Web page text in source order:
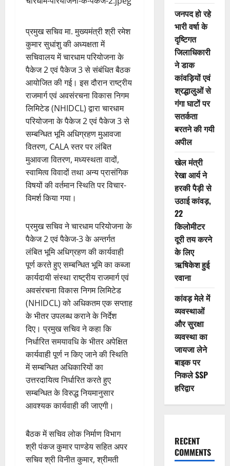
प्रमुख सचिव मा. मुख्यमंत्री श्री रमेश
कुमार सुधांशु की अध्यक्षता में
सचिवालय में चारधाम परियोजना के
पैकेज 2 एवं पैकेज 3 से संबंधित बैठक
आयोजित की गई। इस दौरान राष्ट्रीय
राजमार्ग एवं अवसंरचना विकास निगम
लिमिटेड (NHIDCL) द्वारा चारधाम
परियोजना के पैकेज 2 एवं पैकेज 3 से
सम्बन्धित भूमि अधिग्रहण मुआवजा
वितरण, CALA स्तर पर लंबित
मुआवजा वितरण, मध्यस्थता वादों,
स्वामित्व विवादों तथा अन्य प्रासंगिक
विषयों की वर्तमान स्थिति पर विचार-
विमर्श किया गया।
प्रमुख सचिव ने चारधाम परियोजना के
पैकेज 2 एवं पैकेज-3 के अन्तर्गत
लंबित भूमि अधिग्रहण की कार्यवाही
पूर्ण करते हुए सम्बन्धित भूमि का कब्जा
कार्यदायी संस्था राष्ट्रीय राजमार्ग एवं
अवसंरचना विकास निगम लिमिटेड
(NHIDCL) को अधिकतम एक सप्ताह
के भीतर उपलब्ध कराने के निर्देश
दिए। प्रमुख सचिव ने कहा कि
निर्धारित समयावधि के भीतर अपेक्षित
कार्यवाही पूर्ण न किए जाने की स्थिति
में सम्बन्धित अधिकारियों का
उत्तरदायित्व निर्धारित करते हुए
सम्बन्धित के विरुद्ध नियमानुसार
आवश्यक कार्यवाही की जाएगी।
बैठक में सचिव लोक निर्माण विभाग
श्री पंकज कुमार पाण्डेय सहित अपर
सचिव श्री विनीत कुमार, श्रीमती
जनपद हो रहे
भारी वर्षा के
दृष्टिगत
जिलाधिकारी
ने डाक
कांवड़ियों एवं
श्रद्धालुओं से
गंगा घाटों पर
सतर्कता
बरतने की गयी
अपील
खेल मंत्री
रेखा आर्य ने
हरकी पैड़ी से
उठाई कांवड़,
22
किलोमीटर
दूरी तय करने
के लिए
ऋषिकेश हुई
रवाना
कांवड़ मेले में
व्यवस्थाओं
और सुरक्षा
व्यवस्था का
जायजा लेने
बाइक पर
निकले SSP
हरिद्वार
RECENT
COMMENTS